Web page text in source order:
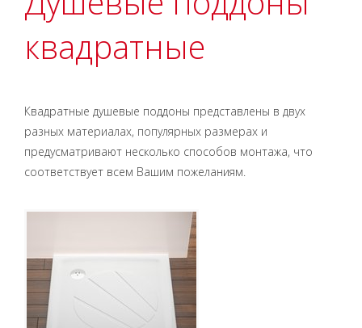
квадратные
Квадратные душевые поддоны представлены в двух
разных материалах, популярных размерах и
предусматривают несколько способов монтажа, что
соответствует всем Вашим пожеланиям.